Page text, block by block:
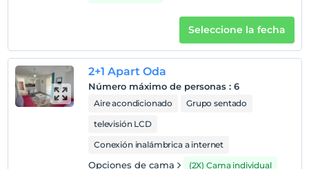
Seleccione la fecha
2+1 Apart Oda
Número máximo de personas : 6
Aire acondicionado
Grupo sentado
televisión LCD
Conexión inalámbrica a internet
Opciones de cama
(2X) Cama individual